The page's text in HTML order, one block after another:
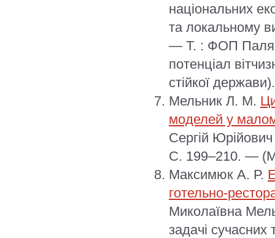
національних
та локальному
— Т. : ФОП
потенціал
стійкої держави).
Мельник Л. М.
моделей у
Сергій
С. 199–210. —
Максимюк А. Р.
готельно-
Миколаївна
задачі